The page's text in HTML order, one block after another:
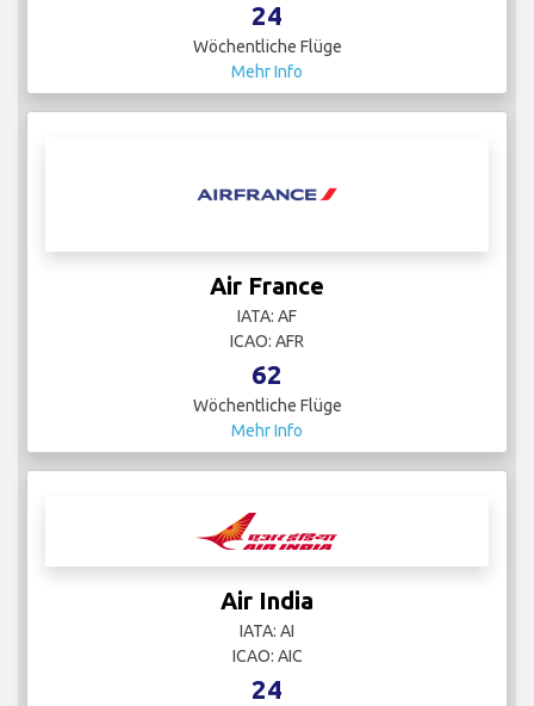
24
Wöchentliche Flüge
Mehr Info
Air France
IATA: AF
ICAO: AFR
62
Wöchentliche Flüge
Mehr Info
Air India
IATA: AI
ICAO: AIC
24